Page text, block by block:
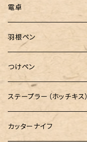
電卓
CASIO（カシオ）
羽根ペン
ボルトレッティ
ルビナート
つけペン
ボルトレッティ
ステープラー（ホッチキス）
エルカスコ
カッターナイフ